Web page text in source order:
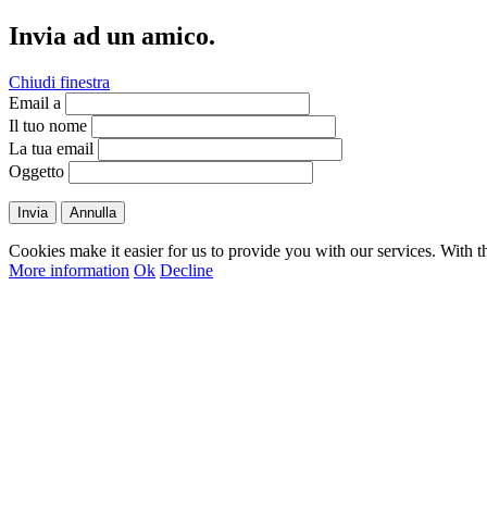
Invia ad un amico.
Chiudi finestra
Email a
Il tuo nome
La tua email
Oggetto
Invia Annulla
Cookies make it easier for us to provide you with our services. With
More information Ok Decline